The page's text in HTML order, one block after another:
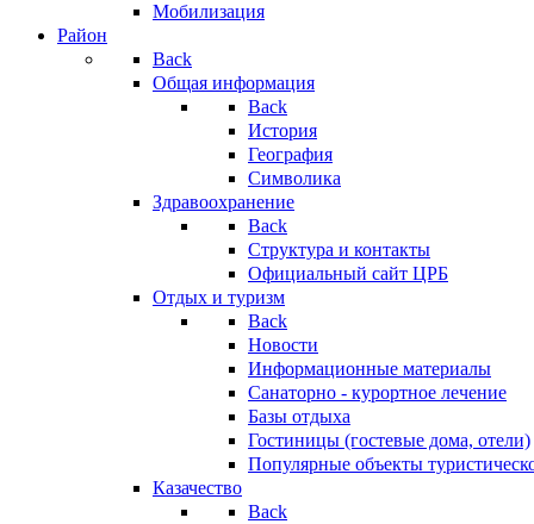
Мобилизация
Район
Back
Общая информация
Back
История
География
Символика
Здравоохранение
Back
Структура и контакты
Официальный сайт ЦРБ
Отдых и туризм
Back
Новости
Информационные материалы
Санаторно - курортное лечение
Базы отдыха
Гостиницы (гостевые дома, отели)
Популярные объекты
Казачество
Back